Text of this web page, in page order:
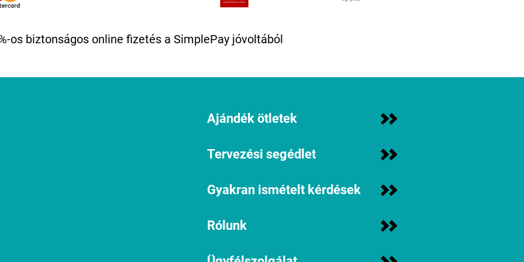
os biztonságos online fizetés a SimplePay jóvoltából
Ajándék ötletek
Tervezési segédlet
Gyakran ismételt kérdések
Rólunk